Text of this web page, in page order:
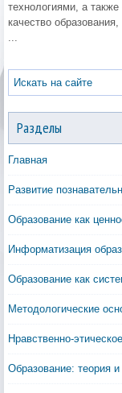
технологиями, а
качество
...
Разделы
Главная
Развитие
Образование как
Информатизация
Образование как
Методологические
Нравственно-
Образование: теория и